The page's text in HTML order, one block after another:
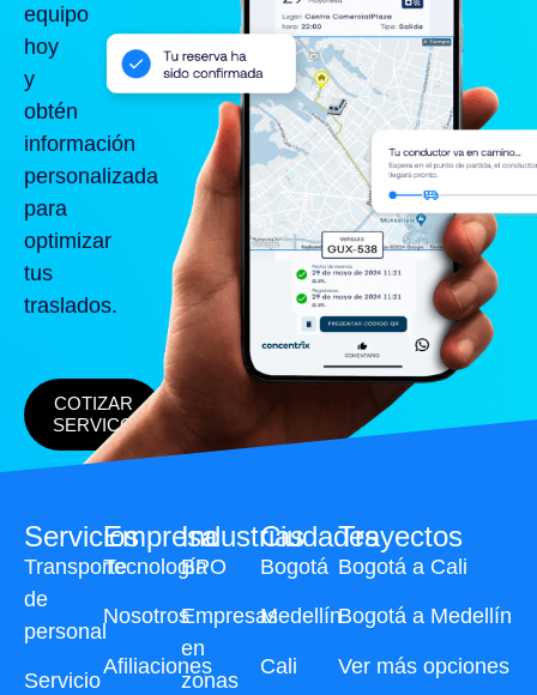
equipo
hoy
y
obtén
información
personalizada
para
optimizar
tus
traslados.
COTIZAR
SERVICO
Servicios
Transporte
de
personal
Servicio
Industrias
BPO
Empresas
en
zonas
Ciudades
Bogotá
Medellín
Cali
Trayectos
Bogotá a Cali
Bogotá a Medellín
Ver más opciones
Empresa
Tecnología
Nosotros
Afiliaciones